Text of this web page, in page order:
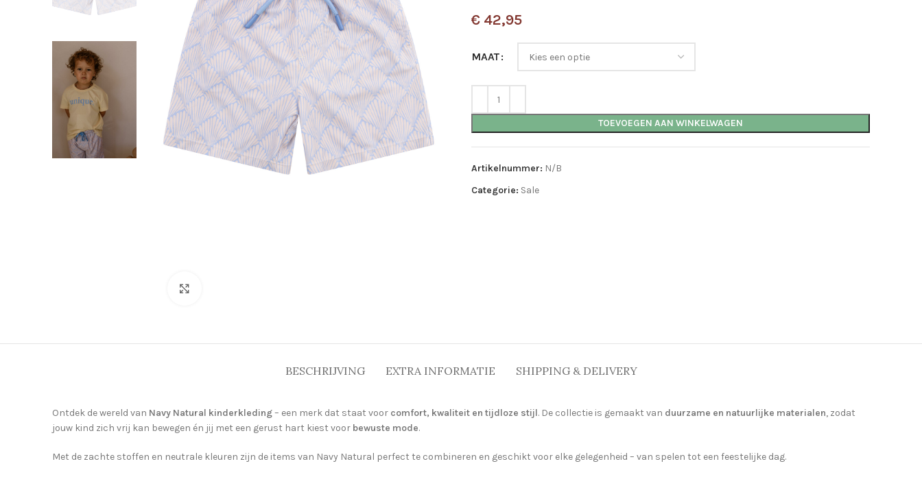
€ 42,95
MAAT
TOEVOEGEN AAN WINKELWAGEN
Artikelnummer: N/B
Categorie: Sale
BESCHRIJVING EXTRA INFORMATIE SHIPPING & DELIVERY
Ontdek de wereld van Navy Natural kinderkleding– een merk dat staat voor comfort, kwaliteit en tijdloze stijl. De collectie is gemaakt van duurzame en natuurlijke materialen, zodat
jouw kind zich vrij kan bewegen én jij met een gerust hart kiest voor bewuste mode.
Met de zachte stoffen en neutrale kleuren zijn de items van Navy Natural perfect te combineren en geschikt voor elke gelegenheid – van spelen tot een feestelijke dag.